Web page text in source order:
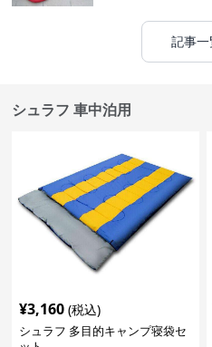
記事
シュラフ 車中泊用
¥3,160 (税込)
シュラフ 多目的キャンプ寝袋セ